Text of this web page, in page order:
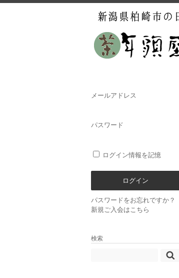
メールアドレス
パスワード
ログイン情報を記憶
パスワードをお忘れですか？
新規ご入会はこちら
検索